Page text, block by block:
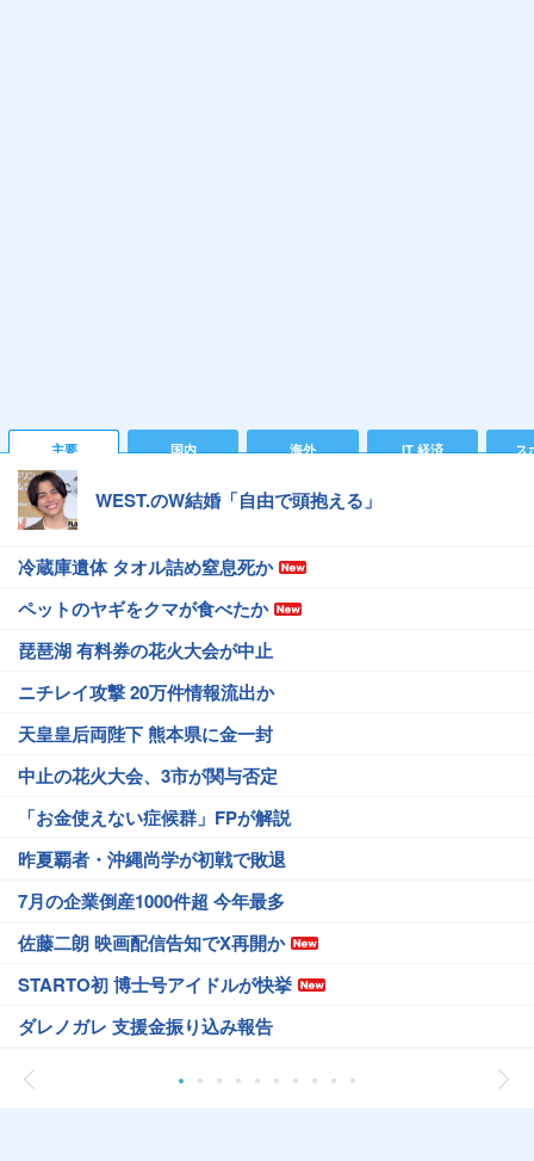
主要 国内 海外 IT 経済 ス
WEST.のW結婚「自由で頭抱える」
冷蔵庫遺体 タオル詰め窒息死か
ペットのヤギをクマが食べたか
琵琶湖 有料券の花火大会が中止
ニチレイ攻撃 20万件情報流出か
天皇皇后両陛下 熊本県に金一封
中止の花火大会、3市が関与否定
「お金使えない症候群」FPが解説
昨夏覇者・沖縄尚学が初戦で敗退
7月の企業倒産1000件超 今年最多
佐藤二朗 映画配信告知でX再開か
STARTO初 博士号アイドルが快挙
ダレノガレ 支援金振り込み報告